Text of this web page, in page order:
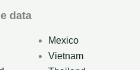
data
Mexico
Vietnam